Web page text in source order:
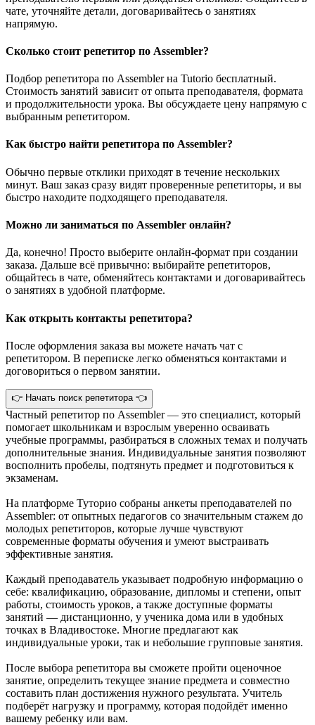
чате, уточняйте детали, договаривайтесь о занятиях
напрямую.
Сколько стоит репетитор по Assembler?
Подбор репетитора по Assembler на Tutorio бесплатный.
Стоимость занятий зависит от опыта преподавателя, формата
и продолжительности урока. Вы обсуждаете цену напрямую с
выбранным репетитором.
Как быстро найти репетитора по Assembler?
Обычно первые отклики приходят в течение нескольких
минут. Ваш заказ сразу видят проверенные репетиторы, и вы
быстро находите подходящего преподавателя.
Можно ли заниматься по Assembler онлайн?
Да, конечно! Просто выберите онлайн-формат при создании
заказа. Дальше всё привычно: выбирайте репетиторов,
общайтесь в чате, обменяйтесь контактами и договаривайтесь
о занятиях в удобной платформе.
Как открыть контакты репетитора?
После оформления заказа вы можете начать чат с
репетитором. В переписке легко обменяться контактами и
договориться о первом занятии.
👉 Начать поиск репетитора 👈
Частный репетитор по Assembler — это специалист, который
помогает школьникам и взрослым уверенно осваивать
учебные программы, разбираться в сложных темах и получать
дополнительные знания. Индивидуальные занятия позволяют
восполнить пробелы, подтянуть предмет и подготовиться к
экзаменам.
На платформе Туторио собраны анкеты преподавателей по
Assembler: от опытных педагогов со значительным стажем до
молодых репетиторов, которые лучше чувствуют
современные форматы обучения и умеют выстраивать
эффективные занятия.
Каждый преподаватель указывает подробную информацию о
себе: квалификацию, образование, дипломы и степени, опыт
работы, стоимость уроков, а также доступные форматы
занятий — дистанционно, у ученика дома или в удобных
точках в Владивостоке. Многие предлагают как
индивидуальные уроки, так и небольшие групповые занятия.
После выбора репетитора вы сможете пройти оценочное
занятие, определить текущее знание предмета и совместно
составить план достижения нужного результата. Учитель
подберёт нагрузку и программу, которая подойдёт именно
вашему ребенку или вам.